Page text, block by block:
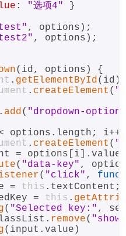
: "选项4"
}
, options);
, options);
( id, options ) {
. getElementById(id);
. createElement (
. add( "dropdown-
options. length ;
. createElement (
= options[i]. value
( "data-key" ,
( "click" ,
= this . textContent ;
= this .
( "Selected key:" ,
. remove( "show"
(input. value )